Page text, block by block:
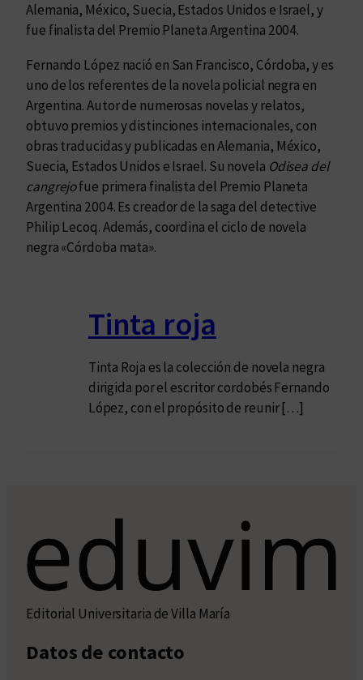
Alemania, México, Suecia, Estados Unidos e Israel, y
fue finalista del Premio Planeta Argentina 2004.
Fernando López nació en San Francisco, Córdoba, y es
uno de los referentes de la novela policial negra en
Argentina. Autor de numerosas novelas y relatos,
obtuvo premios y distinciones internacionales, con
obras traducidas y publicadas en Alemania, México,
Suecia, Estados Unidos e Israel. Su novela Odisea del
cangrejofue primera finalista del Premio Planeta
Argentina 2004. Es creador de la saga del detective
Philip Lecoq. Además, coordina el ciclo de novela
negra «Córdoba mata».
Tinta roja
Tinta Roja es la colección de novela negra
dirigida por el escritor cordobés Fernando
López, con el propósito de reunir […]
Editorial Universitaria de Villa María
Datos de contacto